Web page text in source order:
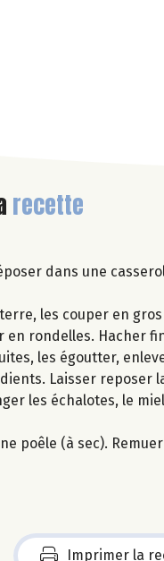
recette
dans une
les couper en
en rondelles. Hacher
les égoutter,
Laisser reposer
les échalotes, le
poêle (à sec).
Imprimer la